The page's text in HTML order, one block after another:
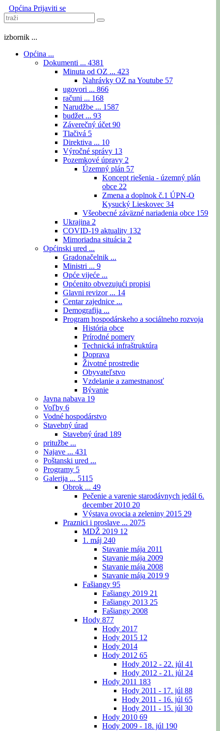
Općina Prijaviti se
izbornik ...
Općina ...
Dokumenti ... 4381
Minuta od OZ ... 423
Nahrávky OZ na Youtube 57
ugovori ... 866
računi ... 168
Narudžbe ... 1587
budžet ... 93
Záverečný účet 90
Tlačivá 5
Direktiva ... 10
Výročné správy 13
Pozemkové úpravy 2
Územný plán 57
Koncept riešenia - územný plán
obce 22
Zmena a doplnok č.1 ÚPN-O
Kysucký Lieskovec 34
Všeobecné záväzné nariadenia obce 159
Ukrajina 2
COVID-19 aktuality 132
Mimoriadna situácia 2
Općinski ured ...
Gradonačelnik ...
Ministri ... 9
Opće vijeće ...
Općenito obvezujući propisi
Glavni revizor ... 14
Centar zajednice ...
Demografija ...
Program hospodárskeho a sociálneho rozvoja
História obce
Prírodné pomery
Technická infraštruktúra
Doprava
Životné prostredie
Obyvateľstvo
Vzdelanie a zamestnanosť
Bývanie
Javna nabava 19
Voľby 6
Vodné hospodárstvo
Stavebný úrad
Stavebný úrad 189
pritužbe ...
Najave ... 431
Poštanski ured ...
Programy 5
Galerija ... 5115
Obrok ... 49
Pečenie a varenie starodávnych jedál 6.
december 2010 20
Výstava ovocia a zeleniny 2015 29
Praznici i proslave ... 2075
MDŽ 2019 12
1. máj 240
Stavanie mája 2011
Stavanie mája 2009
Stavanie mája 2008
Stavanie mája 2019 9
Fašiangy 95
Fašiangy 2019 21
Fašiangy 2013 25
Fašiangy 2008
Hody 877
Hody 2017
Hody 2015 12
Hody 2014
Hody 2012 65
Hody 2012 - 22. júl 41
Hody 2012 - 21. júl 24
Hody 2011 183
Hody 2011 - 17. júl 88
Hody 2011 - 16. júl 65
Hody 2011 - 15. júl 30
Hody 2010 69
Hody 2009 - 18. júl 190